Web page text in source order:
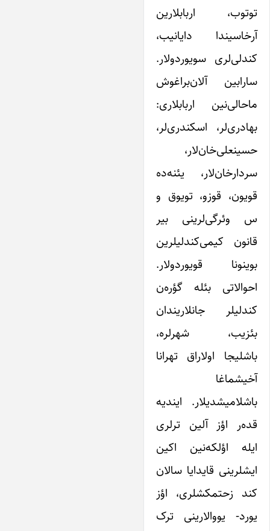
توتوب، اربابلارین
آرخاسیندا دایانیب،
کندلی‌لری سویوردولار.
سارابین آلان‌براغوش
ماحالی‌نین اربابلاری:
بهادری‌لر، اسکندری‌لر،
حسینعلی‌خان‌لار،
سردارخان‌لار، یئنه‌ده
قویون، قوزو، تویوق و
س وئرگی‌لرینی بیر
قانون کیمی‌کندلیلرین
بوینونا قویوردولار.
احوالاتی بئله گؤره‌ن
کندلیلر جانلاریندان
بئزیب، شهرلره،
باشلیجا اولاراق تهرانا
آخیشماغا
باشلامیشدیلار. ایندیه
قده‌ر اؤز آلین ترلری
ایله اؤلکه‌نین اکین
ایشلرینی قایدایا سالان
کند زحتمکشلری، اؤز
یورد- یووالارینی ترک